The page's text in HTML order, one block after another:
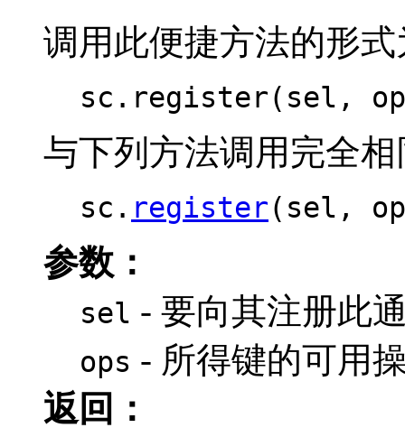
调用此便捷方法的形式
sc.register(sel,
与下列方法调用完全相
sc. register(sel,
参数：
sel - 要向其注册此
ops - 所得键的可用
返回：